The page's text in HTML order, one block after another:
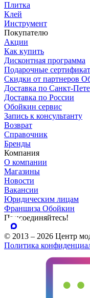
Плитка
Клей
Инструмент
Покупателю
Акции
Как купить
Дисконтная программа
Подарочные
Скидки от партнеров
Доставка по Санкт-
Доставка по России
Обойкин сервис
Запись к консультанту
Возврат
Справочник
Бренды
Компания
О компании
Магазины
Новости
Вакансии
Юридическим лицам
Франшиза Обойкин
Присоединяйтесь!
© 2013 – 2026 Центр
Политика